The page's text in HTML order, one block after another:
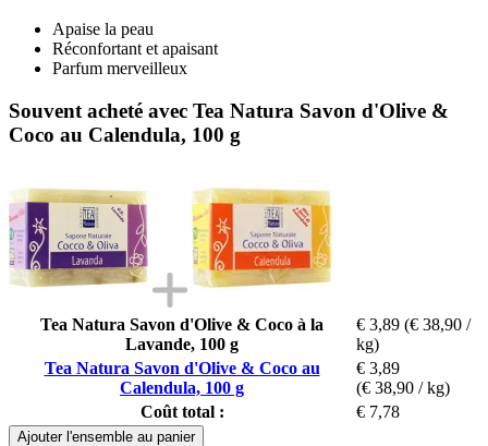
Apaise la peau
Réconfortant et apaisant
Parfum merveilleux
Souvent acheté avec Tea Natura Savon d'Olive &
Coco au Calendula, 100 g
Tea Natura Savon d'Olive & Coco à la
Lavande, 100 g
€ 3,89 (€ 38,90 /
kg)
Tea Natura Savon d'Olive & Coco au
Calendula, 100 g
€ 3,89
(€ 38,90 / kg)
Coût total :
€ 7,78
Ajouter l'ensemble au panier